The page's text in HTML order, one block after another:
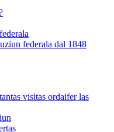
federala dal 1848
visitas ordaifer las